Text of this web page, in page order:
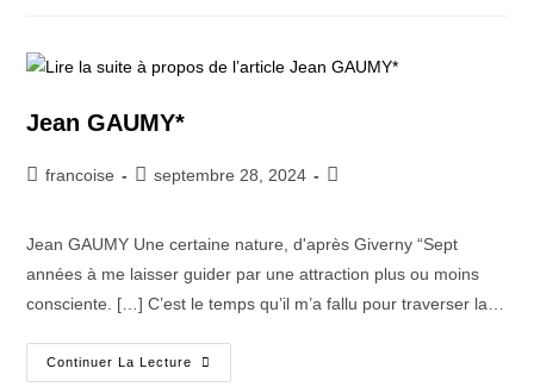
Jean GAUMY*
francoise septembre 28, 2024
Jean GAUMY Une certaine nature, d'après Giverny “Sept
années à me laisser guider par une attraction plus ou moins
consciente. […] C’est le temps qu’il m’a fallu pour traverser la…
Continuer La Lecture